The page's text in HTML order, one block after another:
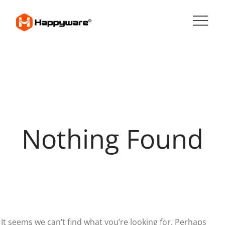
content
Nothing Found
It seems we can’t find what you’re looking for. Perhaps